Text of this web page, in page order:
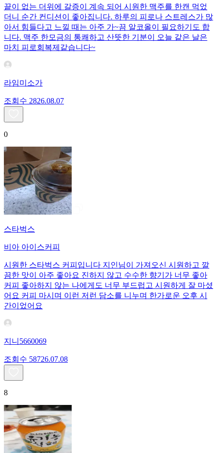
끝이 없는 더위에 갈증이 계속 되어 시원한 맥주를 한캔 먹었
더니 순간 컨디션이 좋아집니다. 하루의 피로나 스트레스가 많
아서 힘들다고 느낄 때는 아주 가~끔 알코올이 필요하기도 합
니다. 맥주 한모금의 통쾌하고 산뜻한 기분이 오늘 같은 날은
마치 피로회복제같습니다~
라임미소가
조회수 2826.08.07
0
스타벅스
비아 아이스커피
시원한 스타벅스 커피입니다 지인님이 가져오신 시원하고 깔
끔한 맛이 아주 좋아요 진하지 않고 수수한 향기가 너무 좋아
커피 좋아하지 않는 나에게도 너무 부드럽고 시원하게 잘 마셨
어요 커피 마시며 이런 저런 담소를 니누며 한가로운 오후 시
간이었어요
지니5660069
조회수 58726.07.08
8